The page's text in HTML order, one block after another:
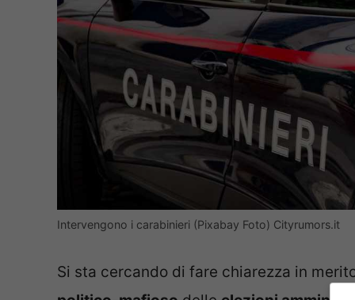
Intervengono i carabinieri (Pixabay Foto) Cityrumors.it
Si sta cercando di fare chiarezza in